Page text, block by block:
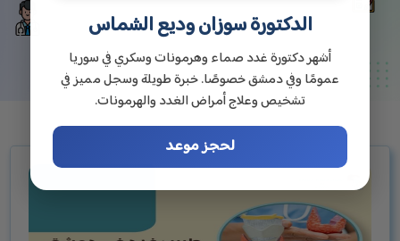
الدكتورة سوزان وديع الشماس
أشهر دكتورة غدد صماء وهرمونات وسكري في سوريا
عمومًا وفي دمشق خصوصًا. خبرة طويلة وسجل مميز في
تشخيص وعلاج أمراض الغدد والهرمونات.
لحجز موعد